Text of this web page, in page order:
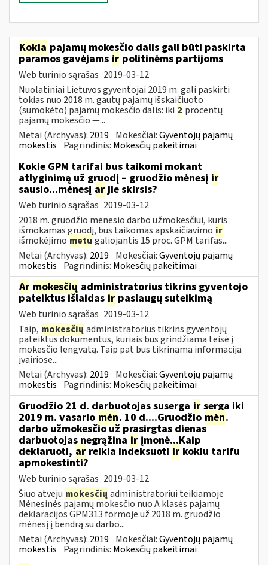
Kokia pajamų mokesčio dalis gali būti paskirta
paramos gavėjams ir politinėms partijoms
Web turinio sąrašas 2019-03-12
Nuolatiniai Lietuvos gyventojai 2019 m. gali paskirti
tokias nuo 2018 m. gautų pajamų išskaičiuoto
(sumokėto) pajamų mokesčio dalis: iki 2 procentų
pajamų mokesčio —...
Metai (Archyvas): 2019 Mokesčiai:Gyventojų pajamų
mokestis Pagrindinis: Mokesčių pakeitimai
Kokie GPM tarifai bus taikomi mokant
atlyginimą už gruodį – gruodžio mėnesį ir
sausio...mėnesį arjie skirsis?
Web turinio sąrašas 2019-03-12
2018 m. gruodžio mėnesio darbo užmokesčiui, kuris
išmokamas gruodį, bus taikomas apskaičiavimo ir
išmokėjimo metu galiojantis 15 proc. GPM tarifas...
Metai (Archyvas): 2019 Mokesčiai:Gyventojų pajamų
mokestis Pagrindinis: Mokesčių pakeitimai
Ar mokesčių administratorius tikrins gyventojo
pateiktus išlaidas ir paslaugų suteikimą
Web turinio sąrašas 2019-03-12
Taip, mokesčių administratorius tikrins gyventojų
pateiktus dokumentus, kuriais bus grindžiama teisė į
mokesčio lengvatą. Taip pat bus tikrinama informacija
įvairiose...
Metai (Archyvas): 2019 Mokesčiai:Gyventojų pajamų
mokestis Pagrindinis: Mokesčių pakeitimai
Gruodžio 21 d. darbuotojas suserga ir serga iki
2019 m. vasario mėn. 10 d....Gruodžio mėn.
darbo užmokesčio už prasirgtas dienas
darbuotojas negrąžina ir įmonė...Kaip
deklaruoti, ar reikia indeksuoti ir kokiu tarifu
apmokestinti?
Web turinio sąrašas 2019-03-12
Šiuo atveju mokesčių administratoriui teikiamoje
Mėnesinės pajamų mokesčio nuo A klasės pajamų
deklaracijos GPM313 formoje už 2018 m. gruodžio
mėnesį į bendrą su darbo...
Metai (Archyvas): 2019 Mokesčiai:Gyventojų pajamų
mokestis Pagrindinis: Mokesčių pakeitimai